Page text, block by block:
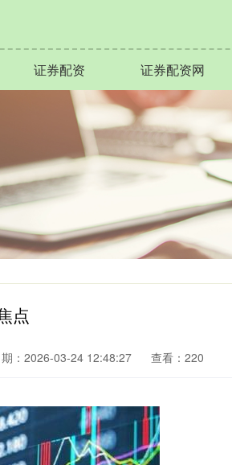
证券配资 证券配资网
点
期：2026-03-24 12:48:27 查看：220